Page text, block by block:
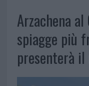
Arzachena
spiagge più
presenterà